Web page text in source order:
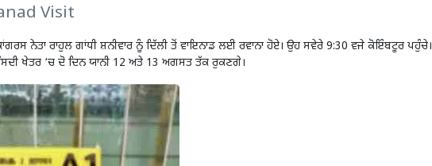
Visit
ਨੇਤਾ ਰਾਹੁਲ ਗਾਂਧੀ ਸ਼ਨੀਵਾਰ ਨੂੰ ਦਿੱਲੀ ਤੋਂ ਵਾਇਨਾਡ ਲਈ ਰਵਾਨਾ ਹੋਏ। ਉਹ ਸਵੇਰੇ 9:30 ਵਜੇ ਕੋਇੰਬਟੂਰ ਪਹੁੰਚੇ।
ਖੇਤਰ ‘ਚ ਦੋ ਦਿਨ ਯਾਨੀ 12 ਅਤੇ 13 ਅਗਸਤ ਤੱਕ ਰੁਕਣਗੇ।